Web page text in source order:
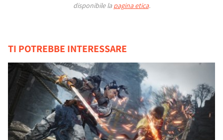
disponibile la pagina etica.
TI POTREBBE INTERESSARE